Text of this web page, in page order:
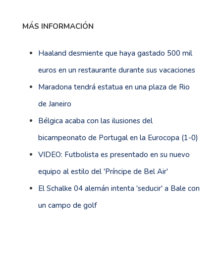
MÁS INFORMACIÓN
Haaland desmiente que haya gastado 500 mil
euros en un restaurante durante sus vacaciones
Maradona tendrá estatua en una plaza de Rio
de Janeiro
Bélgica acaba con las ilusiones del
bicampeonato de Portugal en la Eurocopa (1-0)
VIDEO: Futbolista es presentado en su nuevo
equipo al estilo del 'Príncipe de Bel Air'
El Schalke 04 alemán intenta 'seducir' a Bale con
un campo de golf